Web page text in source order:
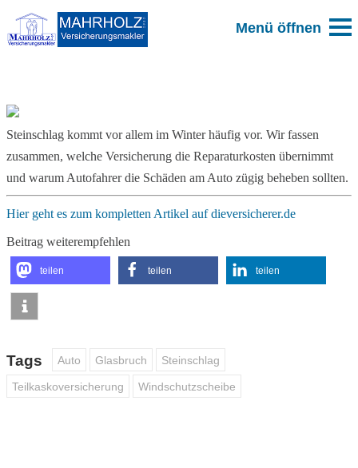
Zum Blog
Steinschlag kommt vor allem im Winter häufig vor. Wir fassen
zusammen, welche Versicherung die Reparaturkosten übernimmt
und warum Autofahrer die Schäden am Auto zügig beheben sollten.
Hier geht es zum kompletten Artikel auf dieversicherer.de
Beitrag weiterempfehlen
teilen teilen teilen
Tags Auto Glasbruch Steinschlag
Teilkaskoversicherung Windschutzscheibe